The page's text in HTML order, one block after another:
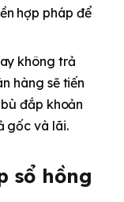
hợp pháp để
không trả
hàng sẽ tiến
đắp khoản
gốc và lãi.
sổ hồng